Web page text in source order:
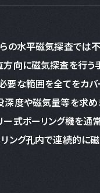
の水平磁気探査では
向に磁気探査を行う
な範囲を全てをカバ
度や磁気量等を求め
式ボーリング機を通
ング孔内で連続的に